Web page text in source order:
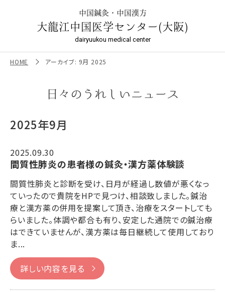
医学センター／大阪の鍼灸院中国鍼灸・中国漢方
大龍江中国医学センター(大阪)
dairyuukou medical center
HOME アーカイブ: 9月 2025
日々のうれしいニュース
2025年9月
2025.09.30
間質性肺炎の患者様の鍼灸・漢方薬体験談
間質性肺炎と診断を受け、日月が経過し数値が悪くなっ
ていったので貴院をHPで見つけ、相談致しました。鍼治
療と漢方薬の併用を提案して頂き、治療をスタートしても
らいました。体調や都合も有り、安定した通院での鍼治療
はできていませんが、漢方薬は毎日継続して使用しており
ま...
詳しい内容を見る